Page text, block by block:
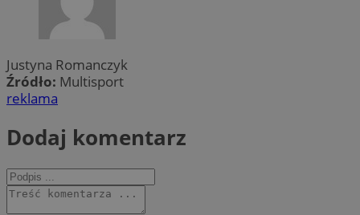
Justyna Romanczyk
Źródło: Multisport
reklama
Dodaj komentarz